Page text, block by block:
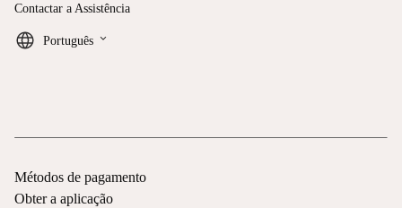
Contactar a Assistência
Português keyboard_arrow_down
Métodos de pagamento
Obter a aplicação